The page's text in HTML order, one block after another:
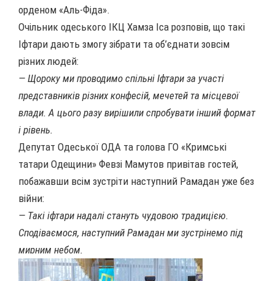
орденом «Аль-Фіда».
Очільник одеського ІКЦ Хамза Іса розповів, що такі
Іфтари дають змогу зібрати та об’єднати зовсім
різних людей:
— Щороку ми проводимо спільні Іфтари за участі
представників різних конфесій, мечетей та місцевої
влади. А цього разу вирішили спробувати інший формат
і рівень.
Депутат Одеської ОДА та голова ГО «Кримські
татари Одещини» Февзі Мамутов привітав гостей,
побажавши всім зустріти наступний Рамадан уже без
війни:
— Такі іфтари надалі стануть чудовою традицією.
Сподіваємося, наступний Рамадан ми зустрінемо під
мирним небом.